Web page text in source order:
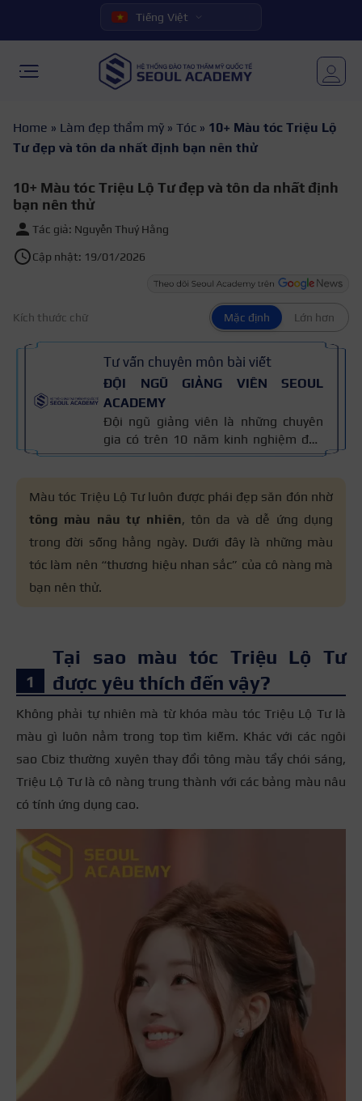
Tiếng Việt
Home » Làm đẹp thẩm mỹ » Tóc » 10+ Màu tóc Triệu Lộ
Tư đẹp và tôn da nhất định bạn nên thử
10+ Màu tóc Triệu Lộ Tư đẹp và tôn da nhất định
bạn nên thử
Tác giả: Nguyễn Thuý Hằng
Cập nhật: 19/01/2026
Kích thước chữ Mặc định Lớn hơn
Tư vấn chuyên môn bài viết
ĐỘI NGŨ GIẢNG VIÊN SEOUL
ACADEMY
Đội ngũ giảng viên là những chuyên
gia có trên 10 năm kinh nghiệm đào
tạo nghề và kiến thức thẩm mỹ
nối mi, trang điểm, tóc. Nội dung bài
viết được xây dựng dựa trên giáo trình
đào tạo và kinh nghiệm giảng dạy
thực tế, đồng thời được cập nhật
thường xuyên để đảm bảo tính chính
Màu tóc Triệu Lộ Tư luôn được phái đẹp săn đón nhờ
tông màu nâu tự nhiên, tôn da và dễ ứng dụng
trong đời sống hằng ngày. Dưới đây là những màu
tóc làm nên “thương hiệu nhan sắc” của cô nàng mà
bạn nên thử.
Tại sao màu tóc Triệu Lộ Tư
được yêu thích đến vậy?
Không phải tự nhiên mà từ khóa màu tóc Triệu Lộ Tư là
màu gì luôn nằm trong top tìm kiếm. Khác với các ngôi
sao Cbiz thường xuyên thay đổi tông màu tẩy chói sáng,
Triệu Lộ Tư là cô nàng trung thành với các bảng màu nâu
có tính ứng dụng cao.